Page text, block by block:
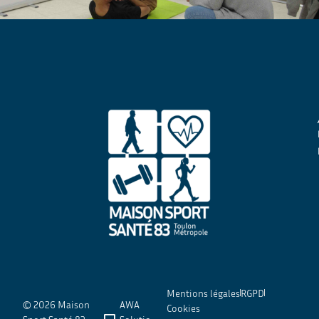
© 2026 Maison
AWA
Mentions légalesRGPD
Cookies